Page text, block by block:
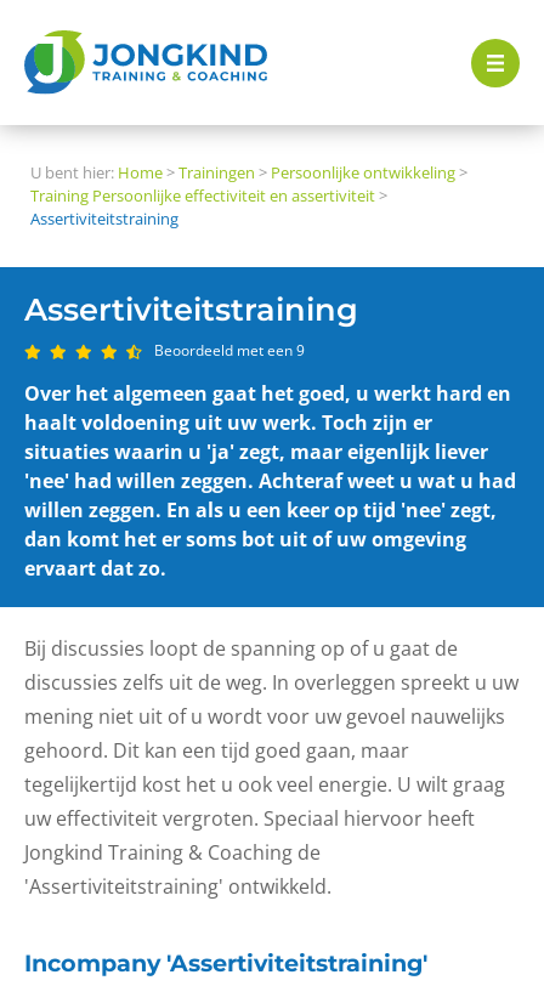
U bent hier: Home>Trainingen > Persoonlijke ontwikkeling>
Training Persoonlijke effectiviteit en assertiviteit>
Assertiviteitstraining
Assertiviteitstraining
Beoordeeld met een 9
Over het algemeen gaat het goed, u werkt hard en
haalt voldoening uit uw werk. Toch zijn er
situaties waarin u 'ja' zegt, maar eigenlijk liever
'nee' had willen zeggen. Achteraf weet u wat u had
willen zeggen. En als u een keer op tijd 'nee' zegt,
dan komt het er soms bot uit of uw omgeving
ervaart dat zo.
Bij discussies loopt de spanning op of u gaat de
discussies zelfs uit de weg. In overleggen spreekt u uw
mening niet uit of u wordt voor uw gevoel nauwelijks
gehoord. Dit kan een tijd goed gaan, maar
tegelijkertijd kost het u ook veel energie. U wilt graag
uw effectiviteit vergroten. Speciaal hiervoor heeft
Jongkind Training & Coaching de
'Assertiviteitstraining' ontwikkeld.
Incompany 'Assertiviteitstraining'